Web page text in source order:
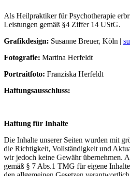
Als Heilpraktiker für Psychotherapie
Leistungen gemäß §4 Ziffer 14 UStG.
Grafikdesign: Susanne Breuer, Köln |
Fotografie: Martina Herfeldt
Portraitfoto: Franziska Herfeldt
Haftungsausschluss:
Haftung für Inhalte
Die Inhalte unserer Seiten wurden mit
die Richtigkeit, Vollständigkeit und
wir jedoch keine Gewähr übernehmen.
gemäß § 7 Abs.1 TMG für eigene